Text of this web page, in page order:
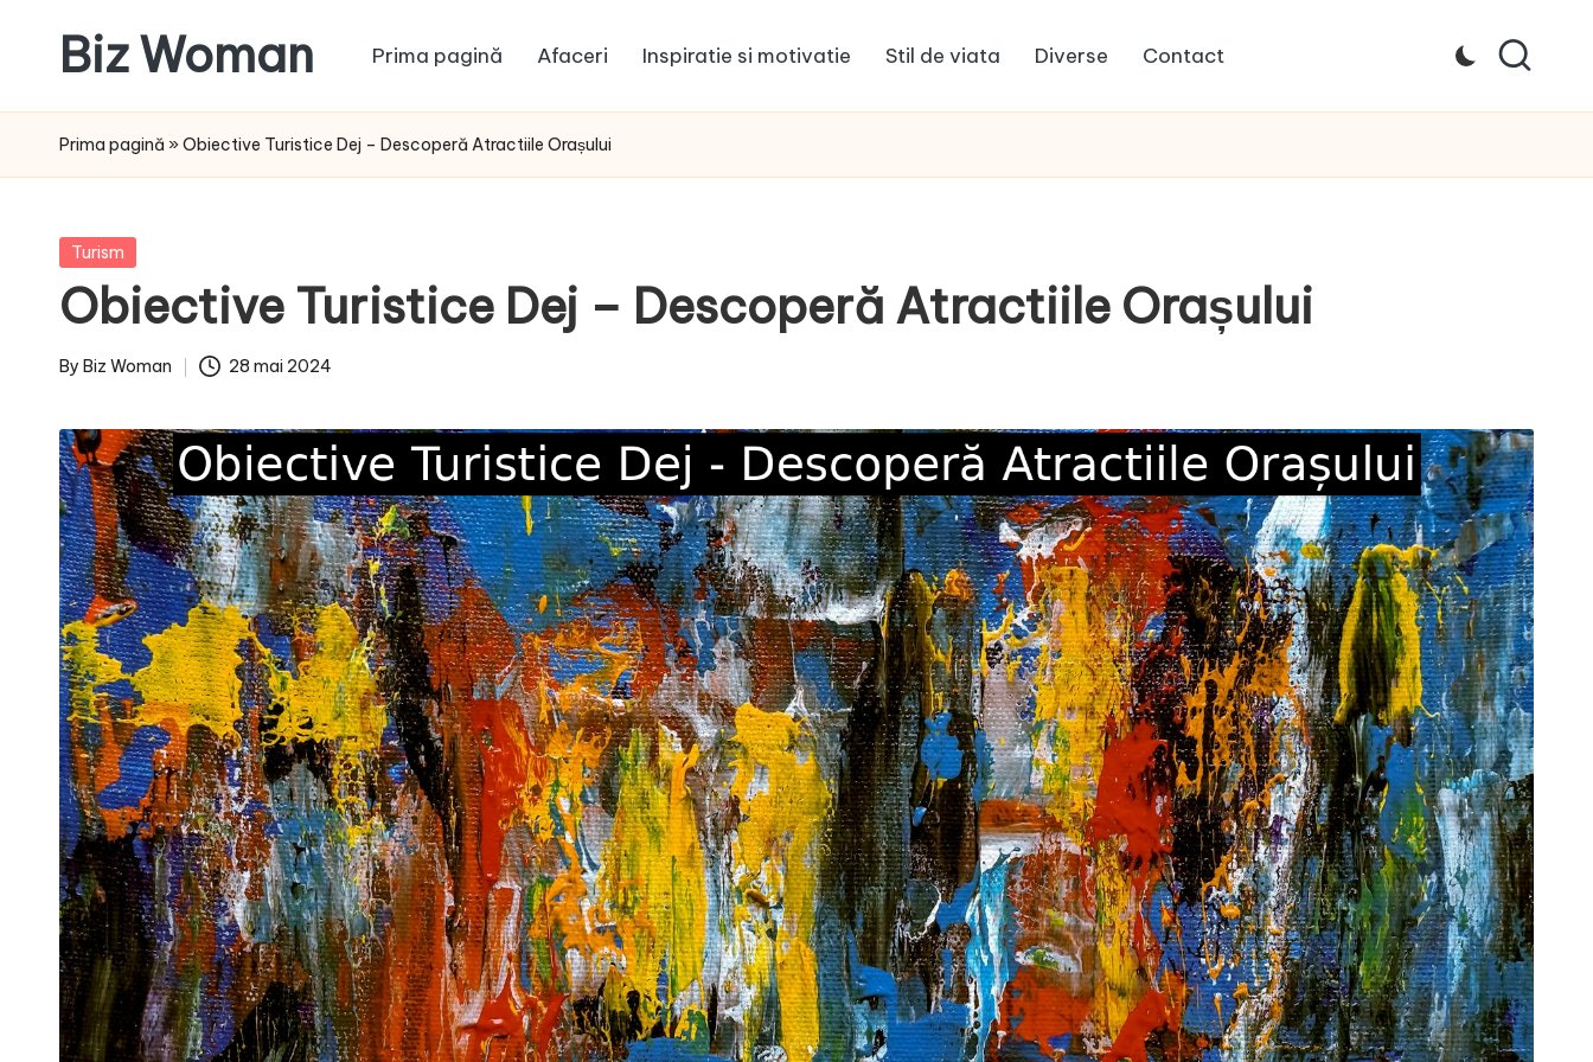
content
Biz Woman
ta,
succesul
Prima pagină Afaceri Inspiratie si motivatie Stil de viata Diverse Contact
Prima pagină » Obiective Turistice Dej – Descoperă Atractiile Orașului
Posted
Turism
Obiective Turistice Dej – Descoperă Atractiile Orașului
Posted
By Biz Woman 28 mai 2024